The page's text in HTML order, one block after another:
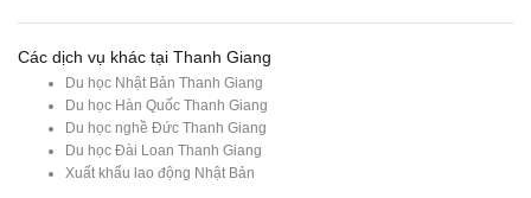
Các dịch vụ khác tại Thanh Giang
Du học Nhật Bản Thanh Giang
Du học Hàn Quốc Thanh Giang
Du học nghề Đức Thanh Giang
Du học Đài Loan Thanh Giang
Xuất khẩu lao động Nhật Bản